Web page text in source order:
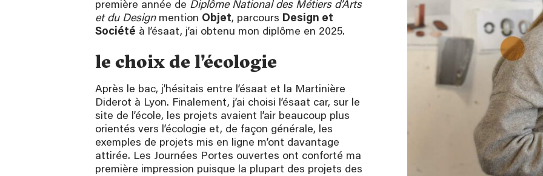
première année de Diplôme National des Métiers d’Arts
et du Designmention Objet, parcours Design et
Société à l’ésaat, j’ai obtenu mon diplôme en 2025.
le choix de l’écologie
Après le bac, j’hésitais entre l’ésaat et la Martinière
Diderot à Lyon. Finalement, j’ai choisi l’ésaat car, sur le
site de l’école, les projets avaient l’air beaucoup plus
orientés vers l’écologie et, de façon générale, les
exemples de projets mis en ligne m’ont davantage
attirée. Les Journées Portes ouvertes ont conforté ma
première impression puisque la plupart des projets des